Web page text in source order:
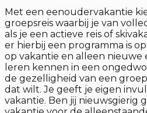
Met een eenoudervakantie
groepsreis waarbij je van
als je een actieve reis of
er hierbij een programma is
op vakantie en alleen nieuwe
leren kennen in een
de gezelligheid van een
dat wilt. Je geeft je eigen
vakantie. Ben jij nieuwsgierig